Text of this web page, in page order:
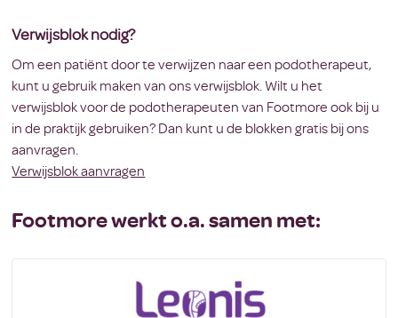
Verwijsblok nodig?
Om een patiënt door te verwijzen naar een podotherapeut,
kunt u gebruik maken van ons verwijsblok. Wilt u het
verwijsblok voor de podotherapeuten van Footmore ook bij u
in de praktijk gebruiken? Dan kunt u de blokken gratis bij ons
aanvragen.
Verwijsblok aanvragen
Footmore werkt o.a. samen met: